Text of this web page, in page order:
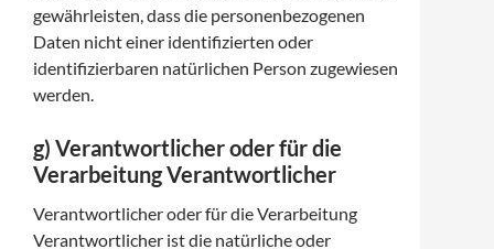
gewährleisten, dass die personenbezogenen
Daten nicht einer identifizierten oder
identifizierbaren natürlichen Person zugewiesen
werden.
g) Verantwortlicher oder für die
Verarbeitung Verantwortlicher
Verantwortlicher oder für die Verarbeitung
Verantwortlicher ist die natürliche oder